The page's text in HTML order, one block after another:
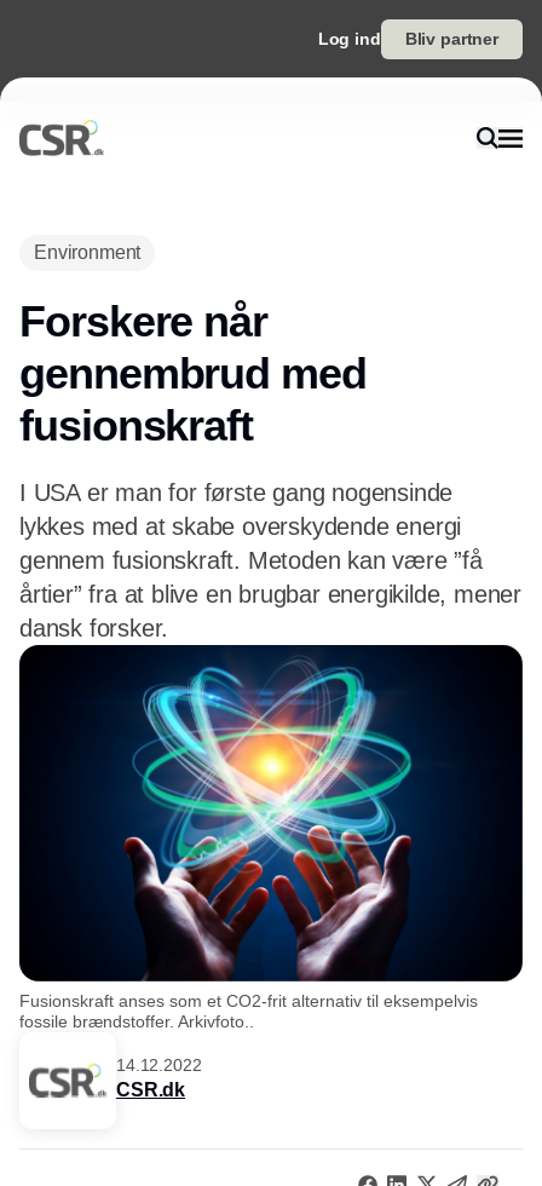
Log ind Bliv partner
Environment
Forskere når
gennembrud med
fusionskraft
I USA er man for første gang nogensinde
lykkes med at skabe overskydende energi
gennem fusionskraft. Metoden kan være ”få
årtier” fra at blive en brugbar energikilde, mener
dansk forsker.
Fusionskraft anses som et CO2-frit alternativ til eksempelvis
fossile brændstoffer. Arkivfoto..
14.12.2022
CSR.dk